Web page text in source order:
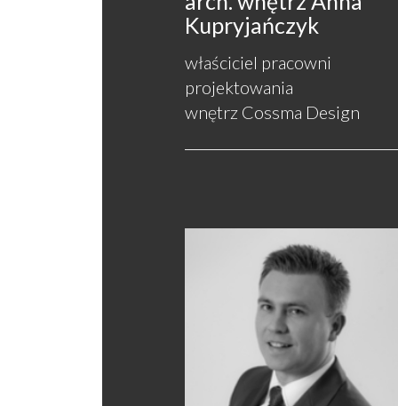
Kupryjańczyk
właściciel pracowni
projektowania
wnętrz Cossma Design